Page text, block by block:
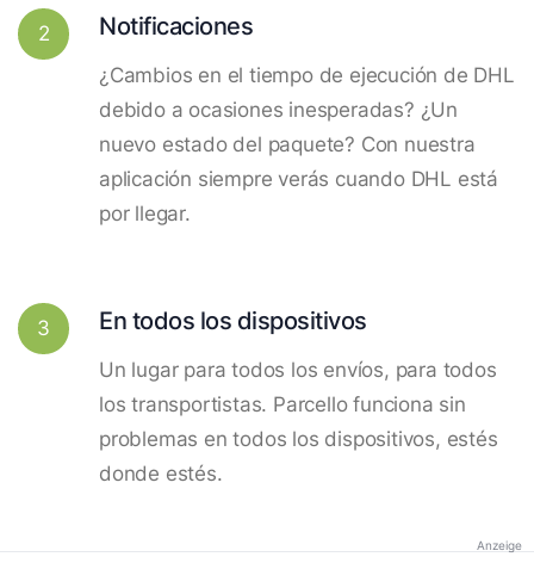
2 Notificaciones
¿Cambios en el tiempo de ejecución de DHL
debido a ocasiones inesperadas? ¿Un
nuevo estado del paquete? Con nuestra
aplicación siempre verás cuando DHL está
por llegar.
3 En todos los dispositivos
Un lugar para todos los envíos, para todos
los transportistas. Parcello funciona sin
problemas en todos los dispositivos, estés
donde estés.
Anzeige